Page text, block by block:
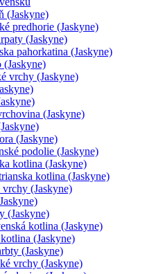
(Jaskyne)
predhorie (Jaskyne)
(Jaskyne)
pahorkatina (Jaskyne)
(Jaskyne)
vrchy (Jaskyne)
(Jaskyne)
(Jaskyne)
podolie (Jaskyne)
kotlina (Jaskyne)
kotlina (Jaskyne)
vrchy (Jaskyne)
(Jaskyne)
kotlina (Jaskyne)
(Jaskyne)
(Jaskyne)
vrchy (Jaskyne)